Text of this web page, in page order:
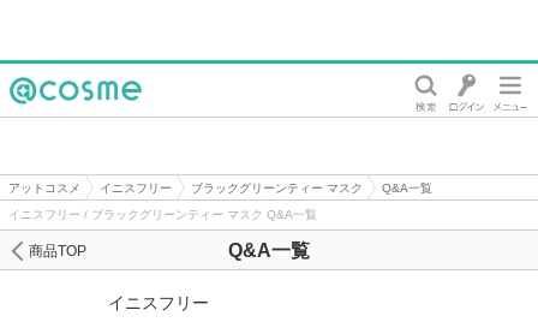
アットコスメ イニスフリー ブラックグリーンティー マスク
Q&A一覧
イニスフリー / ブラックグリーンティー マスク Q&A一覧
Q&A一覧
商品TOP
イニスフリー